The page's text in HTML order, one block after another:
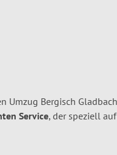
Umzug Bergisch
Service, der speziell